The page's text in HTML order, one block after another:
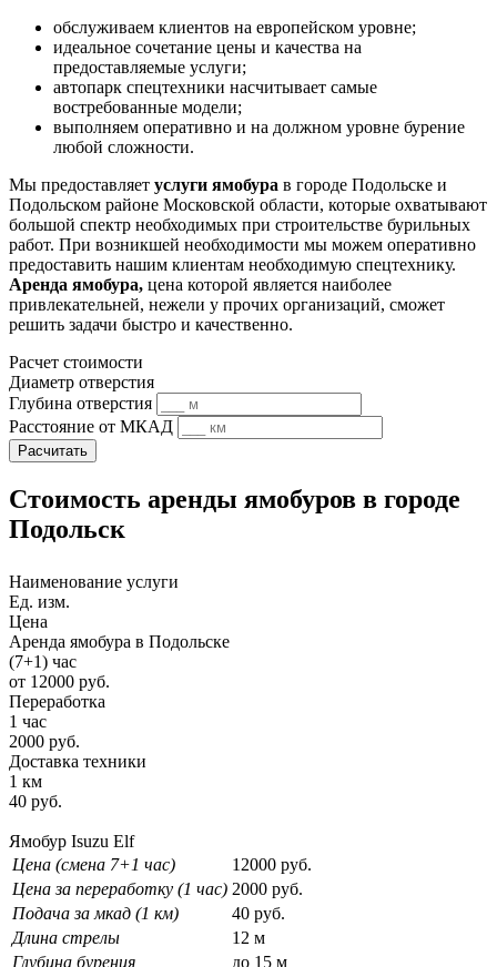
обслуживаем клиентов на европейском уровне;
идеальное сочетание цены и качества на
предоставляемые услуги;
автопарк спецтехники насчитывает самые
востребованные модели;
выполняем оперативно и на должном уровне бурение
любой сложности.
Мы предоставляет услуги ямобура в городе Подольске и
Подольском районе Московской области, которые охватывают
большой спектр необходимых при строительстве бурильных
работ. При возникшей необходимости мы можем оперативно
предоставить нашим клиентам необходимую спецтехнику.
Аренда ямобура, цена которой является наиболее
привлекательней, нежели у прочих организаций, сможет
решить задачи быстро и качественно.
Расчет стоимости
Диаметр отверстия
Глубина отверстия
Расстояние от МКАД
Расчитать
Стоимость аренды ямобуров в городе
Подольск
Наименование услуги
Ед. изм.
Цена
Аренда ямобура в Подольске
(7+1) час
от 12000 руб.
Переработка
1 час
2000 руб.
Доставка техники
1 км
40 руб.
Ямобур Isuzu Elf
Цена (смена 7+1 час)
12000 руб.
Цена за переработку (1 час) 2000 руб.
Подача за мкад (1 км)
40 руб.
Длина стрелы
12 м
Глубина бурения
до 15 м